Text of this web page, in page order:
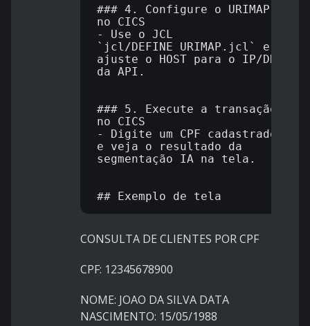
### 4. Configure o URIMAP
no CICS
- Use o JCL
`jcl/DEFINE_URIMAP.jcl` e
ajuste o HOST para o IP/DNS
da API.
### 5. Execute a transação
no CICS
- Digite um CPF cadastrado
e veja o resultado da
segmentação IA na tela.
CONSULTA DE CLIENTES POR CPF
CPF: 12345678900
NOME: JOAO DA SILVA DATA
NASCIMENTO: 15/05/1988